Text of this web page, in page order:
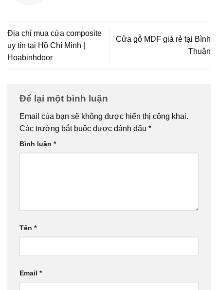
Địa chỉ mua cửa composite
uy tín tại Hồ Chí Minh |
Hoabinhdoor
Cửa gỗ MDF giá rẻ tại Bình
Thuận
Để lại một bình luận
Email của bạn sẽ không được hiển thị công khai.
Các trường bắt buộc được đánh dấu *
Bình luận *
Tên *
Email *